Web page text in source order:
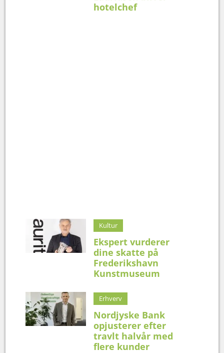
hotelchef
Kultur
Ekspert vurderer
dine skatte på
Frederikshavn
Kunstmuseum
Erhverv
Nordjyske Bank
opjusterer efter
travlt halvår med
flere kunder